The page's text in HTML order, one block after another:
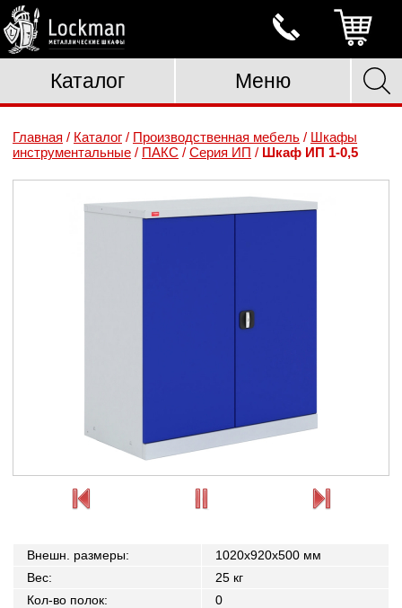
Каталог Меню
Главная / Каталог / Производственная мебель / Шкафы
инструментальные / ПАКС / Серия ИП / Шкаф ИП 1-0,5
Внешн. размеры:
1020x920x500 мм
Вес:
25 кг
Кол-во полок:
0